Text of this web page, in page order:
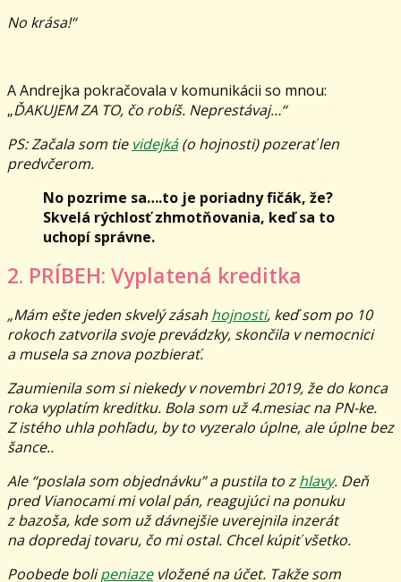
No krása!“
A Andrejka pokračovala v komunikácii so mnou:
„ĎAKUJEM ZA TO, čo robíš. Neprestávaj…“
PS: Začala som tie videjká(o hojnosti) pozerať len
predvčerom.
No pozrime sa….to je poriadny fičák, že?
Skvelá rýchlosť zhmotňovania, keď sa to
uchopí správne.
2. PRÍBEH: Vyplatená kreditka
„Mám ešte jeden skvelý zásah hojnosti, keď som po 10
rokoch zatvorila svoje prevádzky, skončila v nemocnici
a musela sa znova pozbierať.
Zaumienila som si niekedy v novembri 2019, že do konca
roka vyplatím kreditku. Bola som už 4.mesiac na PN-ke.
Z istého uhla pohľadu, by to vyzeralo úplne, ale úplne bez
šance..
Ale “poslala som objednávku” a pustila to zhlavy. Deň
pred Vianocami mi volal pán, reagujúci na ponuku
z bazoša, kde som už dávnejšie uverejnila inzerát
na dopredaj tovaru, čo mi ostal. Chcel kúpiť všetko.
Poobede bolipeniazevložené na účet. Takže som